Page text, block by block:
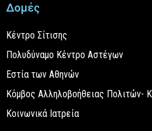
Δομές
Κέντρο Σίτισης
Πολυδύναμο Κέντρο Αστέγων
Εστία των Αθηνών
Κόμβος Αλληλοβοήθειας Πολιτών-
Κοινωνικά Ιατρεία